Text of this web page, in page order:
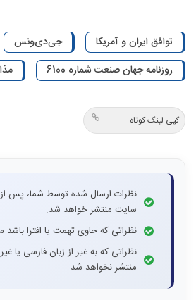
توافق ایران و آمریکا
جی‌دی‌ونس
روزنامه جهان صنعت شماره 6100
کپی لینک کوتاه
نظرات ارسال شده توسط شما، پس
سایت منتشر خواهد شد.
نظراتی که حاوی تهمت یا افترا
نظراتی که به غیر از زبان فارسی یا
منتشر نخواهد شد.